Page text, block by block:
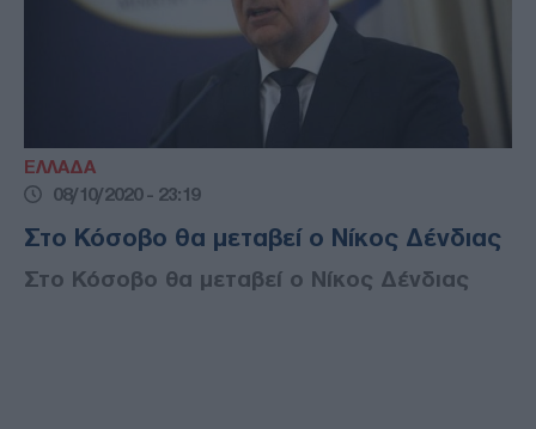
ΕΛΛΑΔΑ
08/10/2020 - 23:19
Στο Κόσοβο θα μεταβεί ο Νίκος Δένδιας
Στο Κόσοβο θα μεταβεί ο Νίκος Δένδιας